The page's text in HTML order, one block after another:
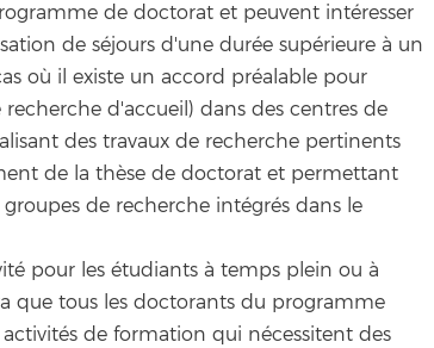
de doctorat et peuvent intéresser
de séjours d'une durée supérieure à un
où il existe un accord préalable pour
d'accueil) dans des centres de
des travaux de recherche pertinents
de la thèse de doctorat et permettant
de recherche intégrés dans le
pour les étudiants à temps plein ou à
que tous les doctorants du programme
de formation qui nécessitent des